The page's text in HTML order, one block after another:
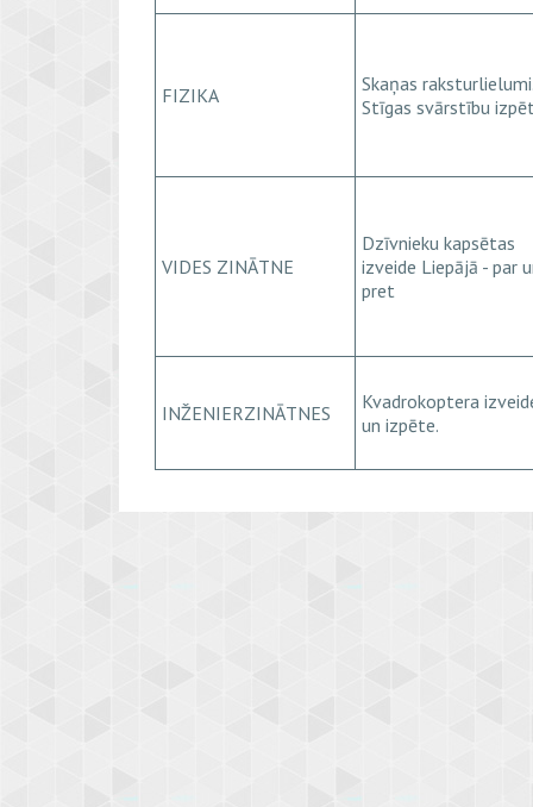
FIZIKA
Skaņas
Stīgas svārstību
VIDES ZINĀTNE
Dzīvnieku kapsētas
izveide Liepājā - par
pret
INŽENIERZINĀTNES
Kvadrokoptera
un izpēte.